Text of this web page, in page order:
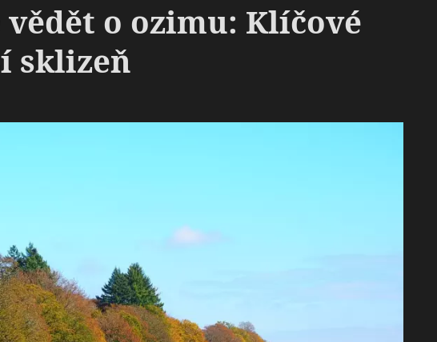
o ozimu: Klíčové
sklizeň